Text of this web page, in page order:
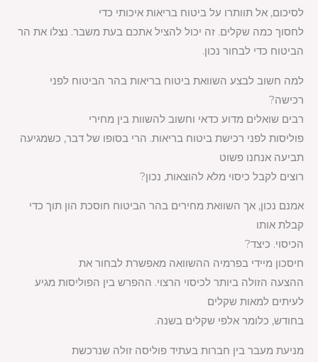
לסיכום, אל תוותרו על ביטוח בריאות איכותי כדי
לחסוך כמה שקלים. זה יכול להציל אתכם בעת משבר. נצלו את הר
הביטוח כדי לבחור נכון.
למה חשוב לבצע השוואת ביטוח בריאות בהר הביטוח לפני
רכישה?
רבים שואלים מדוע כדאי וחשוב להשוות בין מחירי
פוליסות לפני רכישת ביטוח בריאות. הרי בסופו של דבר, כשמגיעה
תביעה אנחנו פשוט
רוצים לקבל כיסוי מלא להוצאות, נכון?
אמנם נכון, אך השוואת מחירים בהר הביטוח חוסכת הון תוך כדי
קבלת אותו
הכיסוי. כיצד?
חיסכון מיידי בפרמיה ההשוואה מאפשרת לבחור את
ההצעה הזולה ביותר לכיסוי הרצוי. ההפרש בין הפוליסות מגיע
לעיתים למאות שקלים
בחודש, כלומר אלפי שקלים בשנה.
מניעת מעבר בין חברות בעתיד פוליסה זולה שנרכשת